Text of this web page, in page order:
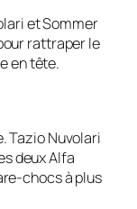
et Sommer
rattraper le
en tête.
Tazio Nuvolari
deux Alfa
chocs à plus